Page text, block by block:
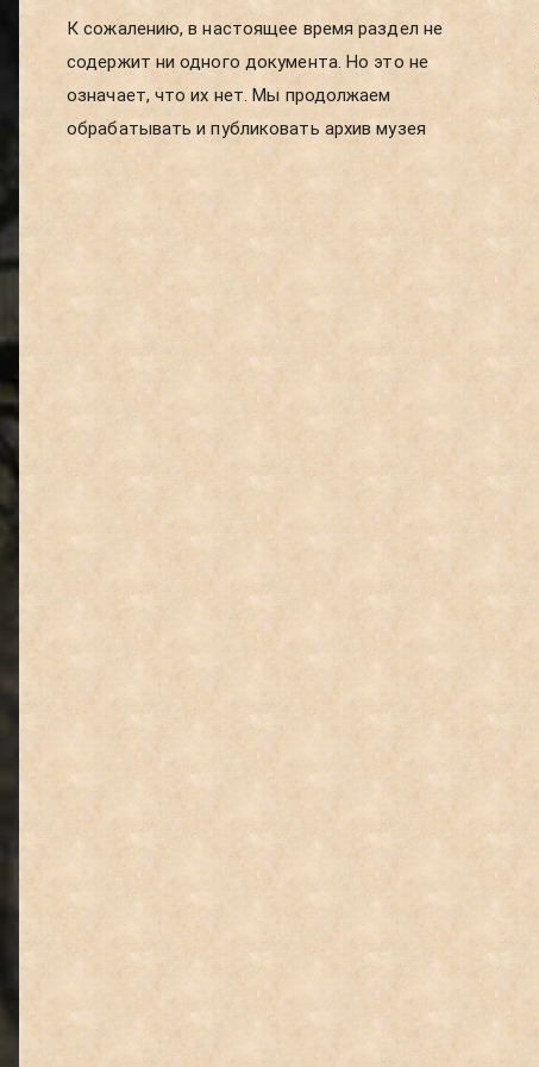
К сожалению, в настоящее время раздел не
содержит ни одного документа. Но это не
означает, что их нет. Мы продолжаем
обрабатывать и публиковать архив музея
школы. Вы можете получать уведомления о
новых публикациях, если зарегистрируетесь